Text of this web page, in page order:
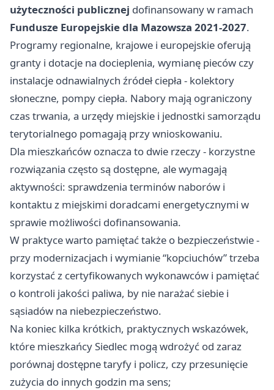
użyteczności publicznej dofinansowany w ramach
Fundusze Europejskie dla Mazowsza 2021-2027.
Programy regionalne, krajowe i europejskie oferują
granty i dotacje na docieplenia, wymianę pieców czy
instalacje odnawialnych źródeł ciepła - kolektory
słoneczne, pompy ciepła. Nabory mają ograniczony
czas trwania, a urzędy miejskie i jednostki samorządu
terytorialnego pomagają przy wnioskowaniu.
Dla mieszkańców oznacza to dwie rzeczy - korzystne
rozwiązania często są dostępne, ale wymagają
aktywności: sprawdzenia terminów naborów i
kontaktu z miejskimi doradcami energetycznymi w
sprawie możliwości dofinansowania.
W praktyce warto pamiętać także o bezpieczeństwie -
przy modernizacjach i wymianie “kopciuchów” trzeba
korzystać z certyfikowanych wykonawców i pamiętać
o kontroli jakości paliwa, by nie narażać siebie i
sąsiadów na niebezpieczeństwo.
Na koniec kilka krótkich, praktycznych wskazówek,
które mieszkańcy Siedlec mogą wdrożyć od zaraz
porównaj dostępne taryfy i policz, czy przesunięcie
zużycia do innych godzin ma sens;